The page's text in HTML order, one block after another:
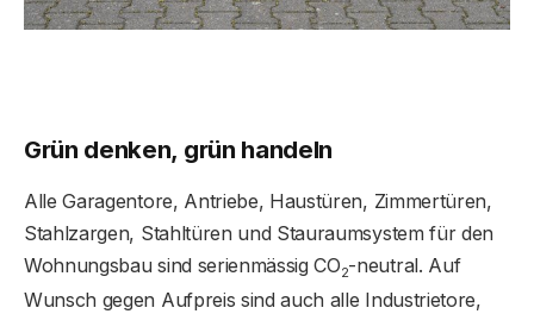
Grün denken, grün handeln
Alle Garagentore, Antriebe, Haustüren, Zimmertüren,
Stahlzargen, Stahltüren und Stauraumsystem für den
Wohnungsbau sind serienmässig CO2-neutral. Auf
Wunsch gegen Aufpreis sind auch alle Industrietore,